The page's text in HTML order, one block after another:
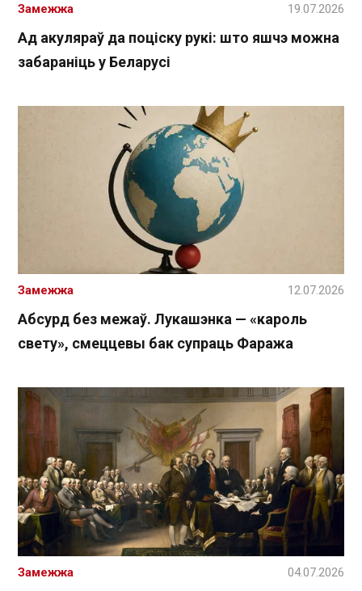
Ад акуляраў да поціску рукі: што яшчэ можна
забараніць у Беларусі
Замежжа 19.07.2026
Абсурд без межаў. Лукашэнка — «кароль
свету», смеццевы бак супраць Фаража
Замежжа 12.07.2026
Замежжа 04.07.2026